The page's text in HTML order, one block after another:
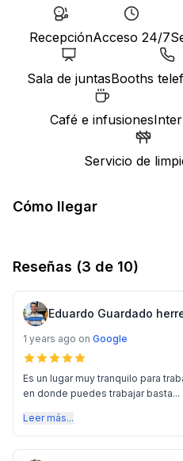
RecepciónAcceso 24/7
Sala de juntasBooths
Café e infusiones
Servicio de
Cómo llegar
Reseñas (3 de 10)
Eduardo Guardado
1 years ago on Google
Es un lugar muy tranquilo para
en donde puedes trabajar basta...
Leer más...